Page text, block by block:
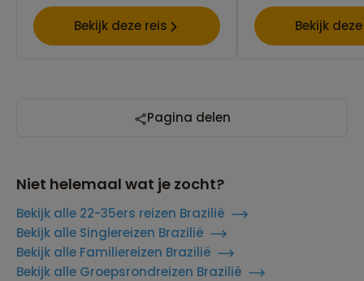
Bekijk deze reis Bekijk
Pagina delen
Niet helemaal wat je zocht?
Bekijk alle 22-35ers reizen Brazilië
Bekijk alle Singlereizen Brazilië
Bekijk alle Familiereizen Brazilië
Bekijk alle Groepsrondreizen Brazilië